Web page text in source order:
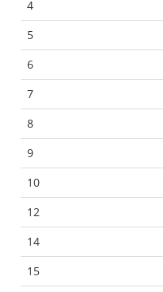
4
5
6
7
8
9
10
12
14
15